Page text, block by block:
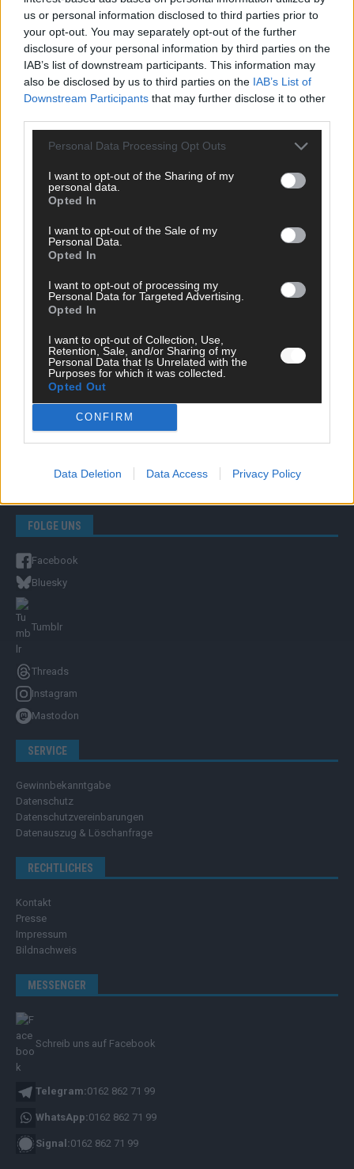
us or personal information disclosed to third parties prior to
your opt-out. You may separately opt-out of the further
disclosure of your personal information by third parties on the
IAB’s list of downstream participants. This information may
also be disclosed by us to third parties on the IAB’s List of
Downstream Participants that may further disclose it to other
Personal Data Processing Opt Outs
I want to opt-out of the Sharing of my
personal data.
Opted In
I want to opt-out of the Sale of my
Personal Data.
Opted In
I want to opt-out of processing my
Personal Data for Targeted Advertising.
Opted In
I want to opt-out of Collection, Use,
Retention, Sale, and/or Sharing of my
Personal Data that Is Unrelated with the
Purposes for which it was collected.
Opted Out
CONFIRM
Data Deletion Data Access Privacy Policy
SCHNELL ZUM RESSORT
Nachrichten
Politik
Wissen
Streams & Storys
Eurovision
ÜBER UNS
Unternehmensporträt
Ehtikrichtlinie & Faktencheck
Redaktion und Verwaltung
FOLGE UNS
Facebook
Bluesky
Tumblr
Threads
Instagram
Mastodon
SERVICE
Gewinnbekanntgabe
Datenschutz
Datenschutzvereinbarungen
Datenauszug & Löschanfrage
RECHTLICHES
Kontakt
Presse
Impressum
Bildnachweis
MESSENGER
Schreib uns auf Facebook
Telegram:0162 862 71 99
WhatsApp:0162 862 71 99
Signal:0162 862 71 99